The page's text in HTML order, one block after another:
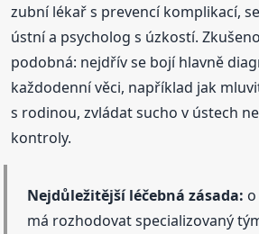
zubní lékař s prevencí komplikací,
ústní a psycholog s úzkostí.
podobná: nejdřív se bojí hlavně
každodenní věci, například jak
s rodinou, zvládat sucho v ústech
kontroly.
Nejdůležitější léčebná zásada:
má rozhodovat specializovaný